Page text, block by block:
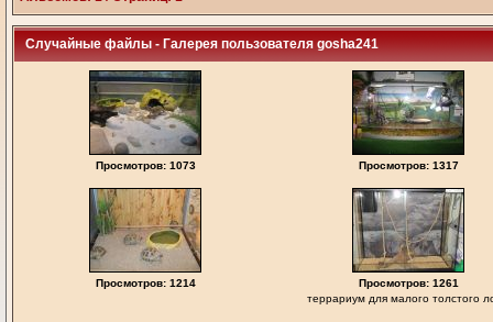
Случайные файлы - Галерея пользователя gosha241
Просмотров: 1073 Просмотров: 1317
Просмотров: 1214
Просмотров: 1261
террариум для малого толстого